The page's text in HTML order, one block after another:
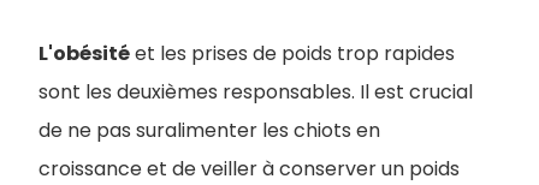
L'obésitéet les prises de poids trop rapides
sont les deuxièmes responsables. Il est crucial
de ne pas suralimenter les chiots en
croissance et de veiller à conserver un poids